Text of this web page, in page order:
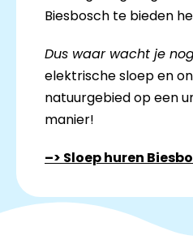
Biesbosch te bieden
Dus waar wacht je
elektrische sloep en
natuurgebied op een
manier!
–> Sloep huren